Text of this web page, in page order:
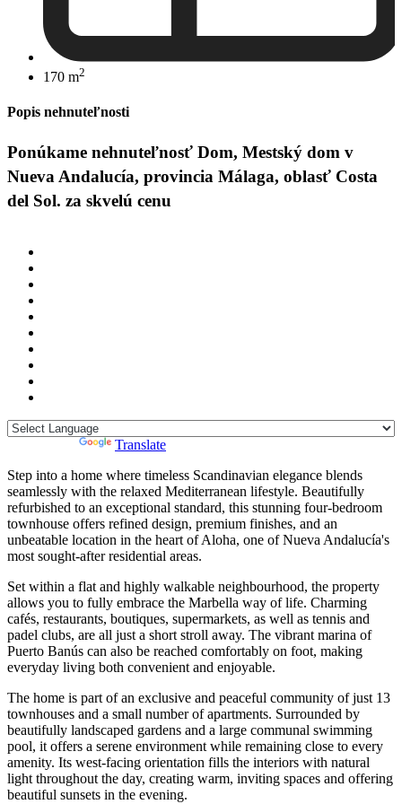
170 m2
Popis nehnuteľnosti
Ponúkame nehnuteľnosť Dom, Mestský dom v
Nueva Andalucía, provincia Málaga, oblasť Costa
del Sol. za skvelú cenu
Translate
Step into a home where timeless Scandinavian elegance blends
seamlessly with the relaxed Mediterranean lifestyle. Beautifully
refurbished to an exceptional standard, this stunning four-bedroom
townhouse offers refined design, premium finishes, and an
unbeatable location in the heart of Aloha, one of Nueva Andalucía's
most sought-after residential areas.
Set within a flat and highly walkable neighbourhood, the property
allows you to fully embrace the Marbella way of life. Charming
cafés, restaurants, boutiques, supermarkets, as well as tennis and
padel clubs, are all just a short stroll away. The vibrant marina of
Puerto Banús can also be reached comfortably on foot, making
everyday living both convenient and enjoyable.
The home is part of an exclusive and peaceful community of just 13
townhouses and a small number of apartments. Surrounded by
beautifully landscaped gardens and a large communal swimming
pool, it offers a serene environment while remaining close to every
amenity. Its west-facing orientation fills the interiors with natural
light throughout the day, creating warm, inviting spaces and offering
beautiful sunsets in the evening.